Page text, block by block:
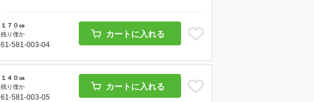
１７０㎝
残り僅か
61-581-003-04
カートに入れる
１４０㎝
残り僅か
61-581-003-05
カートに入れる